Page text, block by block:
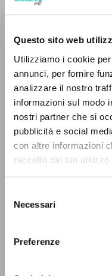
Questo sito web
Utilizziamo i cookie
annunci, per fornire
analizzare il nostro
informazioni sul modo
nostri partner che si
pubblicità e social
con altre informazioni
raccolto dal tuo
delNecessari
Preferenze
Giussani LuigiAutor
Cowa Publications - pro
Inglés
ÚLTIMA ACTUALIZACIÓN
0